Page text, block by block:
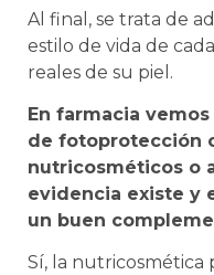
Al final, se trata de
estilo de vida de
reales de su piel.
En farmacia
de fotoprotección
nutricosméticos o
evidencia existe y
un buen
Sí, la nutricosmética